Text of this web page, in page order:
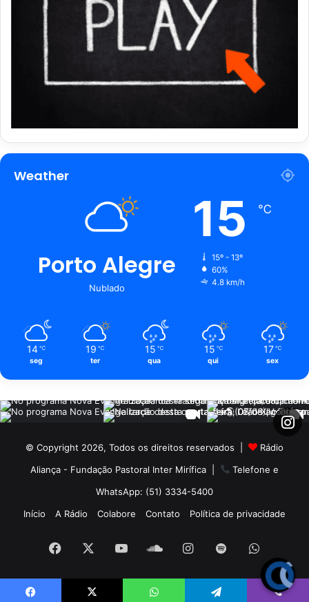
Weather
Porto Alegre
Nublado
15 ℃
15º - 13º
60%
4.8 km/h
14 ℃
seg
19 ℃
ter
15 ℃
qua
15 ℃
qui
17 ℃
sex
© Copyright 2026, Todos os direitos reservados |
Rádio
Aliança - Fundação Pastoral Inter Mirífica|
Telefone e
WhatsApp: (51) 3334-5400
Início
A Rádio Colabore Contato Política de privacidade
Facebook YouTubeSoundCloud
Instagram
Spotify